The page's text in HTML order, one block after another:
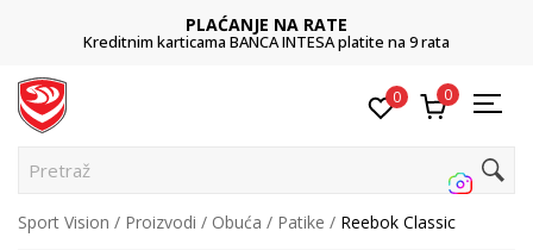
PLAĆANJE NA RATE
Kreditnim karticama BANCA INTESA platite na 9 rata
0 0
Pretraži s
Sport Vision Proizvodi Obuća Patike Reebok Classic